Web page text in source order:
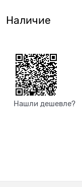
Наличие
Нашли дешевле?